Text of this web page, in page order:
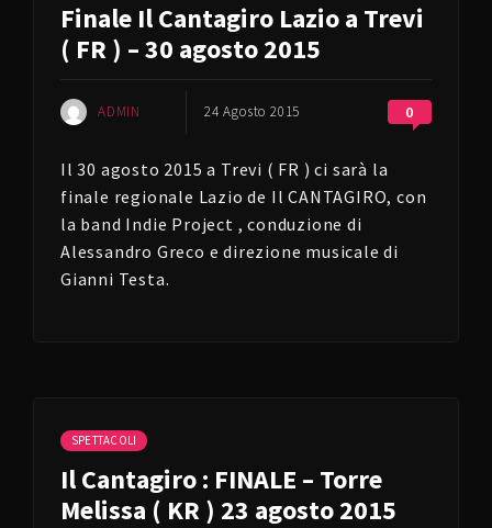
Finale Il Cantagiro Lazio a Trevi
( FR ) – 30 agosto 2015
ADMIN 24 Agosto 2015 0
Il 30 agosto 2015 a Trevi ( FR ) ci sarà la
finale regionale Lazio de Il CANTAGIRO, con
la band Indie Project , conduzione di
Alessandro Greco e direzione musicale di
Gianni Testa.
SPETTACOLI
Il Cantagiro : FINALE – Torre
Melissa ( KR ) 23 agosto 2015